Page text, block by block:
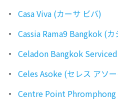
Casa Viva (カーサ ビバ)
Cassia Rama9 Bangkok (
Celadon Bangkok Serviced
Celes Asoke (セレス アソ
Centre Point Phromphong ( セ